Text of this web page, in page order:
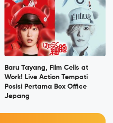
Baru Tayang, Film Cells at
Work! Live Action Tempati
Posisi Pertama Box Office
Jepang